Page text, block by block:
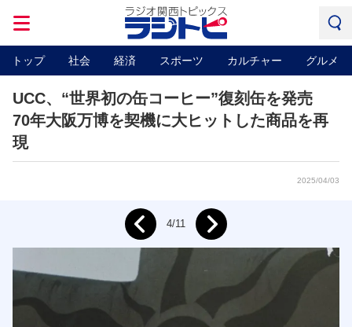
トップ 社会 経済 スポーツ カルチャー グルメ
UCC、“世界初の缶コーヒー”復刻缶を発売
70年大阪万博を契機に大ヒットした商品を再
現
2025/04/03
Prev 4/11 Next